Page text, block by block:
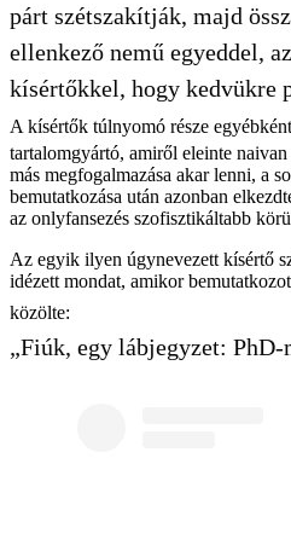
párt szétszakítják, majd
ellenkező nemű egyeddel,
kísértőkkel, hogy kedvükre
A kísértők túlnyomó része
tartalomgyártó, amiről eleinte
más megfogalmazása akar lenni, a
bemutatkozása után azonban
az onlyfansezés szofisztikáltabb
Az egyik ilyen úgynevezett kísértő
idézett mondat, amikor
közölte:
„Fiúk, egy lábjegyzet: PhD-